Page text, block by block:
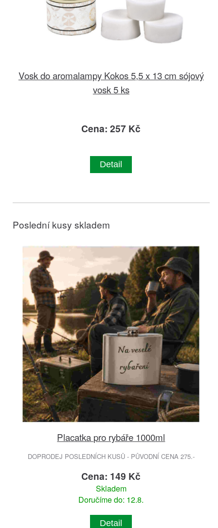
Vosk do aromalampy Kokos 5,5 x 13 cm sójový
vosk 5 ks
Cena: 257 Kč
Detail
Poslední kusy skladem
Placatka pro rybáře 1000ml
DOPRODEJ POSLEDNÍCH KUSŮ - PŮVODNÍ CENA 275.-
Cena: 149 Kč
Skladem
Doručíme do: 12.8.
Detail